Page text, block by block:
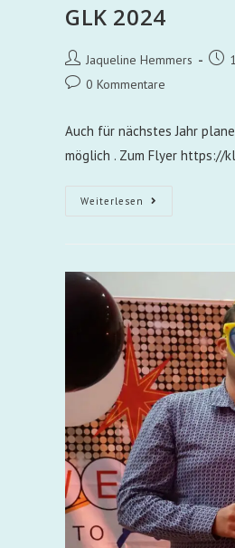
GLK 2024
Jaqueline Hemmers
0 Kommentare
Auch für nächstes Jahr
möglich . Zum Flyer https://
Weiterlesen